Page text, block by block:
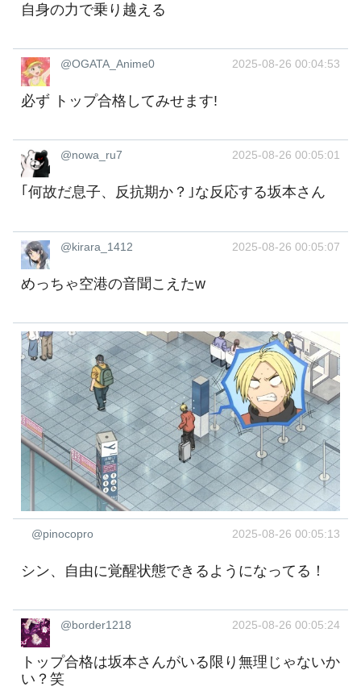
自身の力で乗り越える
@OGATA_Anime0 2025-08-26 00:04:53
必ず トップ合格してみせます!
@nowa_ru7 2025-08-26 00:05:01
｢何故だ息子、反抗期か？｣な反応する坂本さん
@kirara_1412 2025-08-26 00:05:07
めっちゃ空港の音聞こえたw
@pinocopro 2025-08-26 00:05:13
シン、自由に覚醒状態できるようになってる！
@border1218 2025-08-26 00:05:24
トップ合格は坂本さんがいる限り無理じゃないか
い？笑